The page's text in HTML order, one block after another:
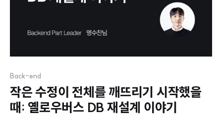
Back-end
작은 수정이 전체를 깨뜨리기 시작했을
때: 옐로우버스 DB 재설계 이야기